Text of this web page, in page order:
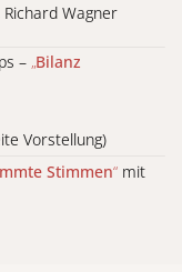
Richard Wagner
– „Bilanz
Vorstellung)
Stimmen“ mit